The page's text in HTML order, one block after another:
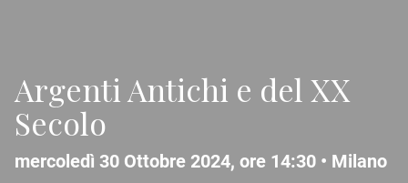
Argenti Antichi e del XX
Secolo
mercoledì 30 Ottobre 2024, ore 14:30 • Milano